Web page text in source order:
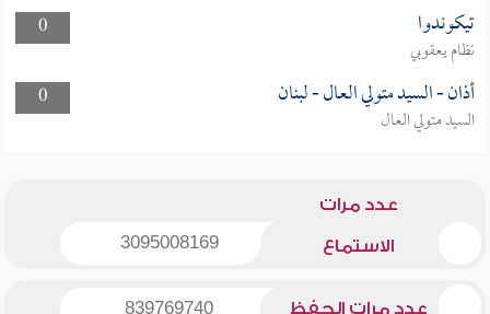
0
تيكوندوا
نظام يعقوبي
0
أذان - السيد متولي العال - لبنان
السيد متولي العال
عدد مرات
الاستماع 3095008169
عدد مرات الحفظ 839769740